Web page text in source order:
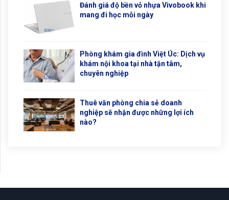
Đánh giá độ bền vỏ nhựa Vivobook khi
mang đi học mỗi ngày
Phòng khám gia đình Việt Úc: Dịch vụ
khám nội khoa tại nhà tận tâm,
chuyên nghiệp
Thuê văn phòng chia sẻ doanh
nghiệp sẽ nhận được những lợi ích
nào?